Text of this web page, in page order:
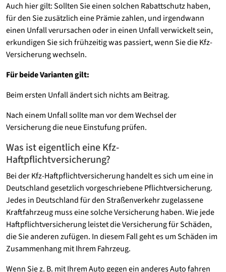
Auch hier gilt: Sollten Sie einen solchen Rabattschutz haben,
für den Sie zusätzlich eine Prämie zahlen, und irgendwann
einen Unfall verursachen oder in einen Unfall verwickelt sein,
erkundigen Sie sich frühzeitig was passiert, wenn Sie die Kfz-
Versicherung wechseln.
Für beide Varianten gilt:
Beim ersten Unfall ändert sich nichts am Beitrag.
Nach einem Unfall sollte man vor dem Wechsel der
Versicherung die neue Einstufung prüfen.
Was ist eigentlich eine Kfz-
Haftpflichtversicherung?
Bei der Kfz-Haftpflichtversicherung handelt es sich um eine in
Deutschland gesetzlich vorgeschriebene Pflichtversicherung.
Jedes in Deutschland für den Straßenverkehr zugelassene
Kraftfahrzeug muss eine solche Versicherung haben. Wie jede
Haftpflichtversicherung leistet die Versicherung für Schäden,
die Sie anderen zufügen. In diesem Fall geht es um Schäden im
Zusammenhang mit Ihrem Fahrzeug.
Wenn Sie z. B. mit Ihrem Auto gegen ein anderes Auto fahren